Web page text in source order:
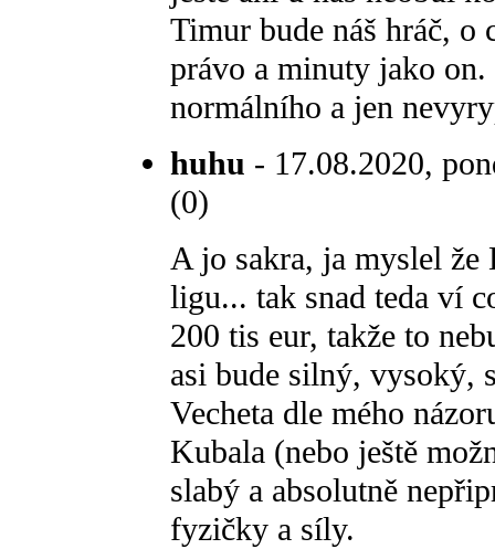
Timur bude náš hráč, o
právo a minuty jako on.
normálního a jen
huhu - 17.08.2020,
(0)
A jo sakra, ja myslel
ligu... tak snad teda ví
200 tis eur, takže to
asi bude silný, vysoký,
Vecheta dle mého
Kubala (nebo ještě
slabý a absolutně
fyzičky a síly.